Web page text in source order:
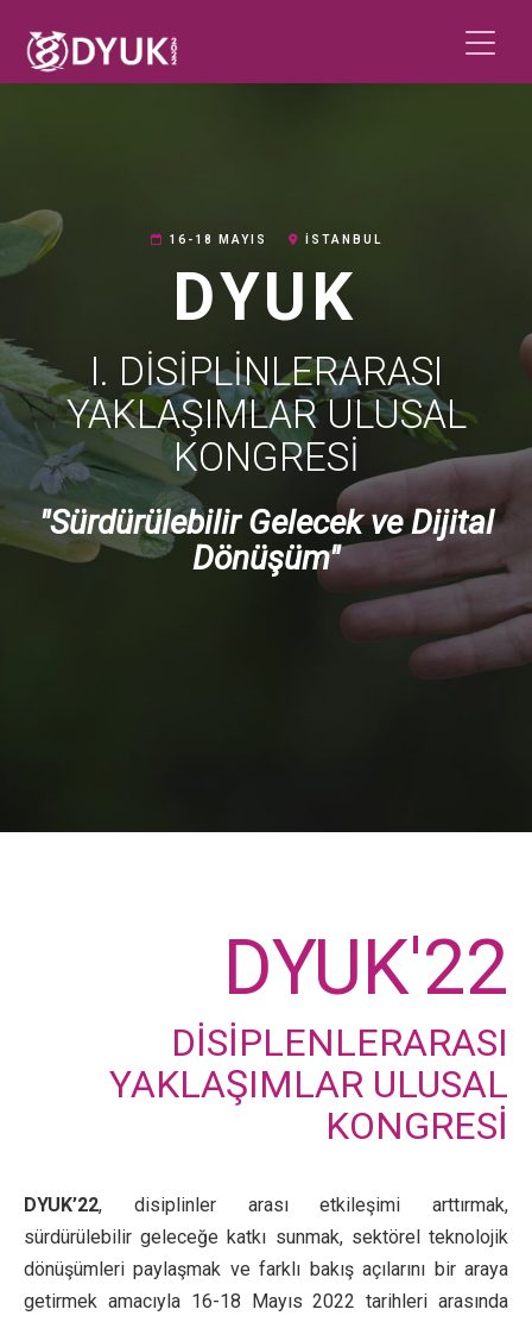
16-18 MAYIS İSTANBUL
DYUK
I. DİSİPLİNLERARASI
YAKLAŞIMLAR ULUSAL
KONGRESİ
"Sürdürülebilir Gelecek ve Dijital
Dönüşüm"
DYUK'22
DİSİPLENLERARASI
YAKLAŞIMLAR ULUSAL
KONGRESİ
DYUK’22, disiplinler arası etkileşimi arttırmak,
sürdürülebilir geleceğe katkı sunmak, sektörel teknolojik
dönüşümleri paylaşmak ve farklı bakış açılarını bir araya
getirmek amacıyla 16-18 Mayıs 2022 tarihleri arasında